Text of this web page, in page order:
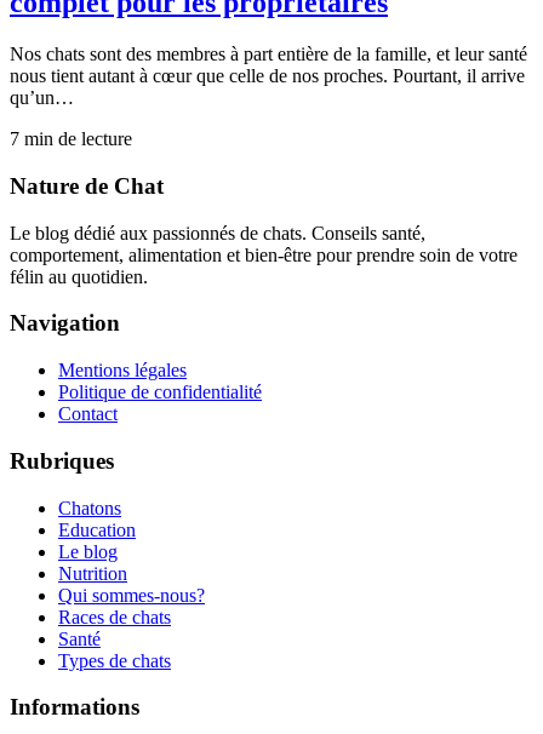
Nos chats sont des membres à part entière de la famille, et leur santé
nous tient autant à cœur que celle de nos proches. Pourtant, il arrive
qu’un…
7 min de lecture
Nature de Chat
Le blog dédié aux passionnés de chats. Conseils santé,
comportement, alimentation et bien-être pour prendre soin de votre
félin au quotidien.
Navigation
Mentions légales
Politique de confidentialité
Contact
Rubriques
Chatons
Education
Le blog
Nutrition
Qui sommes-nous?
Races de chats
Santé
Types de chats
Informations